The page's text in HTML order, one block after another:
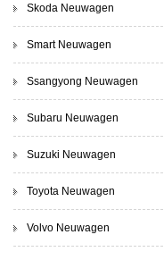
Skoda Neuwagen
Smart Neuwagen
Ssangyong Neuwagen
Subaru Neuwagen
Suzuki Neuwagen
Toyota Neuwagen
Volvo Neuwagen